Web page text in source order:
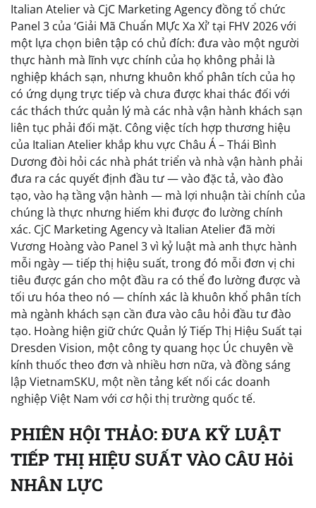
Italian Atelier và CjC Marketing Agency đồng tổ chức
Panel 3 của ‘Giải Mã Chuẩn MỰc Xa Xỉ’ tại FHV 2026 với
một lựa chọn biên tập có chủ đích: đưa vào một người
thực hành mà lĩnh vực chính của họ không phải là
nghiệp khách sạn, nhưng khuôn khổ phân tích của họ
có ứng dụng trực tiếp và chưa được khai thác đối với
các thách thức quản lý mà các nhà vận hành khách sạn
liên tục phải đối mặt. Công việc tích hợp thương hiệu
của Italian Atelier khắp khu vực Châu Á – Thái Bình
Dương đòi hỏi các nhà phát triển và nhà vận hành phải
đưa ra các quyết định đầu tư — vào đặc tả, vào đào
tạo, vào hạ tầng vận hành — mà lợi nhuận tài chính của
chúng là thực nhưng hiếm khi được đo lường chính
xác. CjC Marketing Agency và Italian Atelier đã mời
Vương Hoàng vào Panel 3 vì kỷ luật mà anh thực hành
mỗi ngày — tiếp thị hiệu suất, trong đó mỗi đơn vị chi
tiêu được gán cho một đầu ra có thể đo lường được và
tối ưu hóa theo nó — chính xác là khuôn khổ phân tích
mà ngành khách sạn cần đưa vào câu hỏi đầu tư đào
tạo. Hoàng hiện giữ chức Quản lý Tiếp Thị Hiệu Suất tại
Dresden Vision, một công ty quang học Úc chuyên về
kính thuốc theo đơn và nhiều hơn nữa, và đồng sáng
lập VietnamSKU, một nền tảng kết nối các doanh
nghiệp Việt Nam với cơ hội thị trường quốc tế.
PHIÊN HỘI THẢO: ĐƯA KỸ LUẬT
TIẾP THỊ HIỆU SUẤT VÀO CÂU Hỏi
NHÂN LỰC